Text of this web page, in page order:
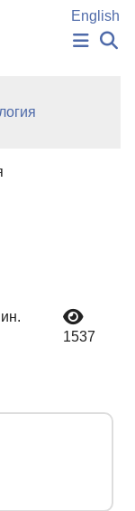
English
1537